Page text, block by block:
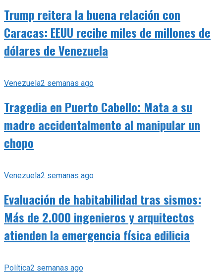
Trump reitera la buena relación con
Caracas: EEUU recibe miles de millones de
dólares de Venezuela
Venezuela2 semanas ago
Tragedia en Puerto Cabello: Mata a su
madre accidentalmente al manipular un
chopo
Venezuela2 semanas ago
Evaluación de habitabilidad tras sismos:
Más de 2.000 ingenieros y arquitectos
atienden la emergencia física edilicia
Política2 semanas ago